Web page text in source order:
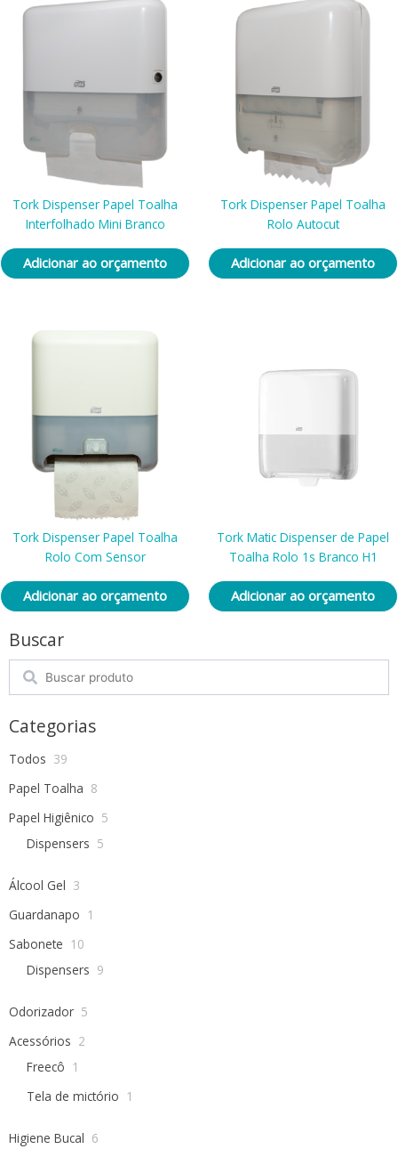
Buscar
Search
Categorias
Todos 39
Papel Toalha 8
Papel Higiênico 5
Dispensers 5
Álcool Gel 3
Guardanapo 1
Sabonete 10
Dispensers 9
Odorizador 5
Acessórios 2
Freecô 1
Tela de mictório 1
Higiene Bucal 6
Tork Dispenser Papel Toalha
Interfolhado Mini Branco
Adicionar ao orçamento
Tork Dispenser Papel Toalha
Rolo Autocut
Adicionar ao orçamento
Tork Dispenser Papel Toalha
Rolo Com Sensor
Adicionar ao orçamento
Tork Matic Dispenser de Papel
Toalha Rolo 1s Branco H1
Adicionar ao orçamento